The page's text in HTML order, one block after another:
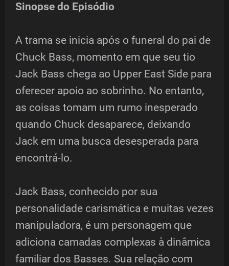
Sinopse do Episódio
A trama se inicia após o funeral do pai de
Chuck Bass, momento em que seu tio
Jack Bass chega ao Upper East Side para
oferecer apoio ao sobrinho. No entanto,
as coisas tomam um rumo inesperado
quando Chuck desaparece, deixando
Jack em uma busca desesperada para
encontrá-lo.
Jack Bass, conhecido por sua
personalidade carismática e muitas vezes
manipuladora, é um personagem que
adiciona camadas complexas à dinâmica
familiar dos Basses. Sua relação com